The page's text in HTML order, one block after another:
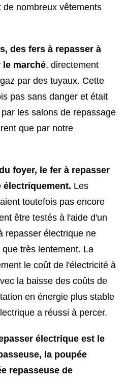
nombreux vêtements
des fers à repasser à
le marché, directement
par des tuyaux. Cette
pas sans danger et était
les salons de repassage
que par notre
foyer, le fer à repasser
électriquement. Les
toutefois pas encore
être testés à l'aide d'un
repasser électrique ne
très lentement. La
le coût de l'électricité à
la baisse des coûts de
en énergie plus stable
a réussi à percer.
électrique est le
la poupée
repasseuse de